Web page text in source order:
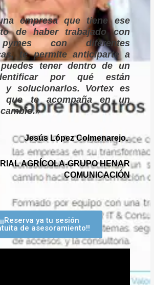
empresa que tiene ese
de haber trabajado con
con diferentes
te permite anticiparte a
tener dentro de un
por qué están
y solucionarlos. Vortex es
que te acompaña en un
Jesús López Colmenarejo.
AGRÍCOLA-GRUPO HENAR
COMUNICACIÓN
¡¡Reserva ya tu sesión
de asesoramiento!!